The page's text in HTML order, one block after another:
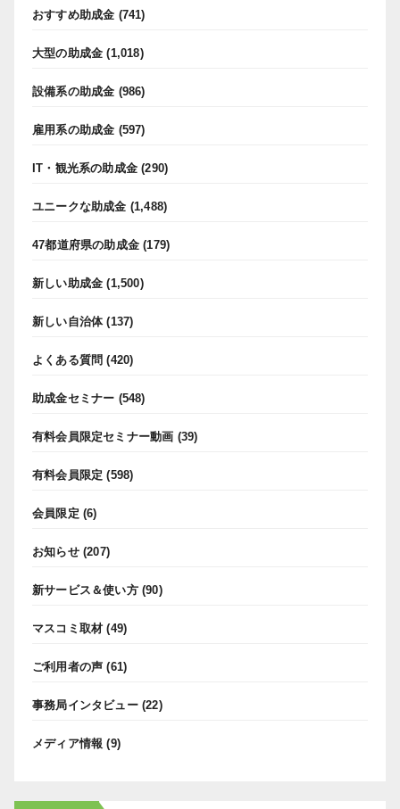
おすすめ助成金 (741)
大型の助成金 (1,018)
設備系の助成金 (986)
雇用系の助成金 (597)
IT・観光系の助成金 (290)
ユニークな助成金 (1,488)
47都道府県の助成金 (179)
新しい助成金 (1,500)
新しい自治体(137)
よくある質問 (420)
助成金セミナー (548)
有料会員限定セミナー動画 (39)
有料会員限定 (598)
会員限定 (6)
お知らせ(207)
新サービス＆使い方(90)
マスコミ取材 (49)
ご利用者の声 (61)
事務局インタビュー(22)
メディア情報 (9)